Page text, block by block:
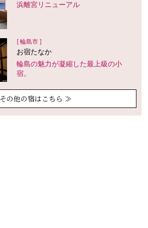
浜離宮リニューアル
[ 輪島市 ]
お宿たなか
輪島の魅力が凝縮した最上級の小
宿。
その他の宿はこちら ≫